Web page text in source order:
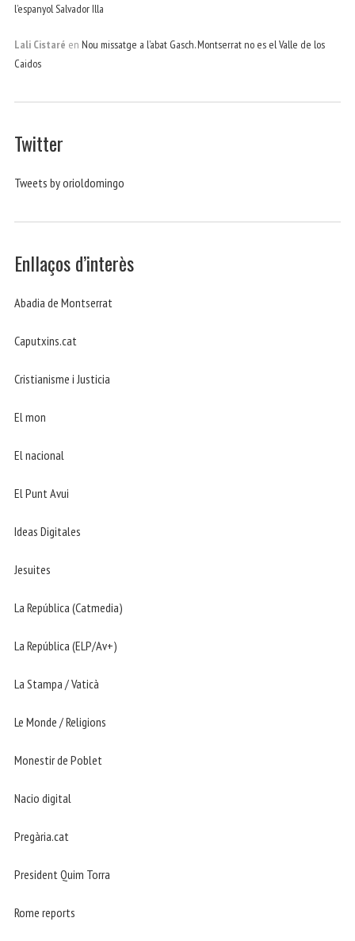
l’espanyol Salvador Illa
Lali Cistaré en Nou missatge a l’abat Gasch. Montserrat no es el Valle de los
Caidos
Twitter
Tweets by orioldomingo
Enllaços d’interès
Abadia de Montserrat
Caputxins.cat
Cristianisme i Justicia
El mon
El nacional
El Punt Avui
Ideas Digitales
Jesuites
La República (Catmedia)
La República (ELP/Av+)
La Stampa / Vaticà
Le Monde / Religions
Monestir de Poblet
Nacio digital
Pregària.cat
President Quim Torra
Rome reports